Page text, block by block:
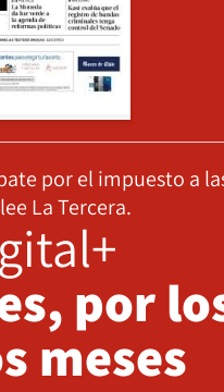
por el impuesto a
La Tercera.
por
meses